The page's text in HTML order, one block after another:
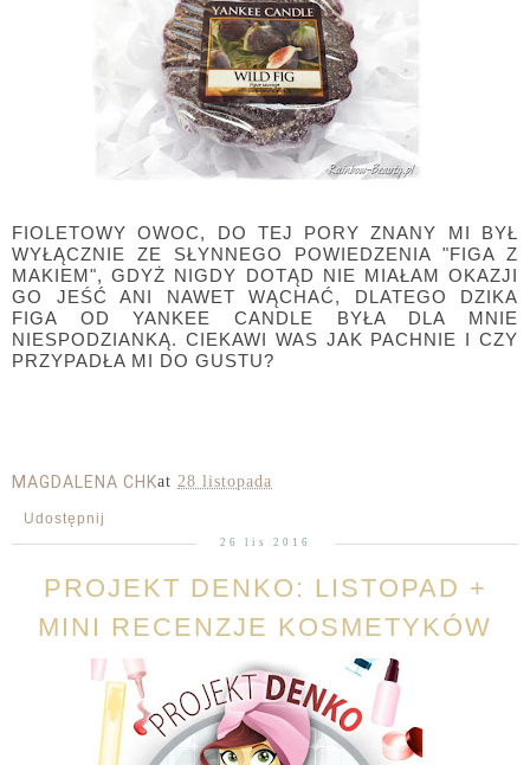
FIOLETOWY OWOC, DO TEJ PORY ZNANY MI BYŁ
WYŁĄCZNIE ZE SŁYNNEGO POWIEDZENIA "FIGA Z
MAKIEM", GDYŻ NIGDY DOTĄD NIE MIAŁAM OKAZJI
GO JEŚĆ ANI NAWET WĄCHAĆ, DLATEGO DZIKA
FIGA OD YANKEE CANDLE BYŁA DLA MNIE
NIESPODZIANKĄ. CIEKAWI WAS JAK PACHNIE I CZY
PRZYPADŁA MI DO GUSTU?
MAGDALENA CHKat 28 listopada
Udostępnij
26 lis 2016
PROJEKT DENKO: LISTOPAD +
MINI RECENZJE KOSMETYKÓW